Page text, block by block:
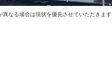
なる場合は現状を優先させていただきます